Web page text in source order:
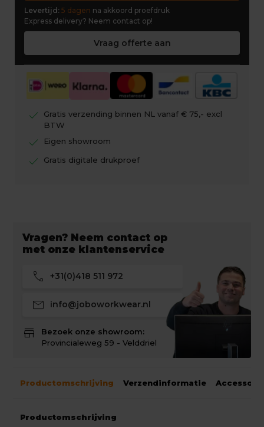
Levertijd: 5 dagen na akkoord proefdruk
Express delivery? Neem contact op!
Vraag offerte aan
check
Gratis verzending binnen NL vanaf € 75,- excl
BTW
check Eigen showroom
check Gratis digitale drukproef
Vragen? Neem contact op
met onze klantenservice
call +31(0)418 511 972
mail info@joboworkwear.nl
store
Bezoek onze showroom:
Provincialeweg 59 - Velddriel
Productomschrijving Verzendinformatie
Productomschrijving